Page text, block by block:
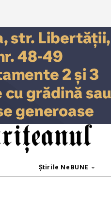
Știrile NeBUNE